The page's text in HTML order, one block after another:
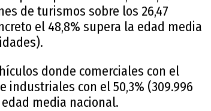
de turismos sobre los 26,47
el 48,8% supera la edad media
donde comerciales con el
industriales con el 50,3% (309.996
media nacional.